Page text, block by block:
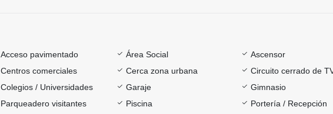
Acceso pavimentado Área Social
Ascensor
Centros comerciales
Cerca zona urbana
Circuito cerrado de
Colegios / Universidades
Garaje
Gimnasio
Parqueadero visitantes
Piscina
Portería / Recepción